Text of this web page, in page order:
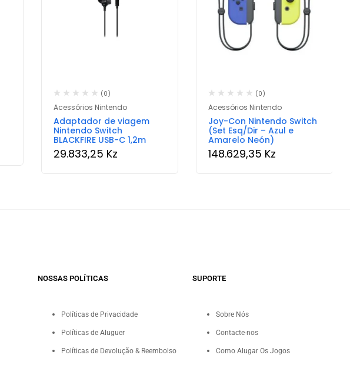
(0)
Acessórios Nintendo
Adaptador de viagem
Nintendo Switch
BLACKFIRE USB-C 1,2m
29.833,25 Kz
(0)
Acessórios Nintendo
Joy-Con Nintendo Switch
(Set Esq/Dir – Azul e
Amarelo Neón)
148.629,35 Kz
NOSSAS POLÍTICAS
Políticas de Privacidade
Políticas de Aluguer
Políticas de Devolução & Reembolso
SUPORTE
Sobre Nós
Contacte-nos
Como Alugar Os Jogos